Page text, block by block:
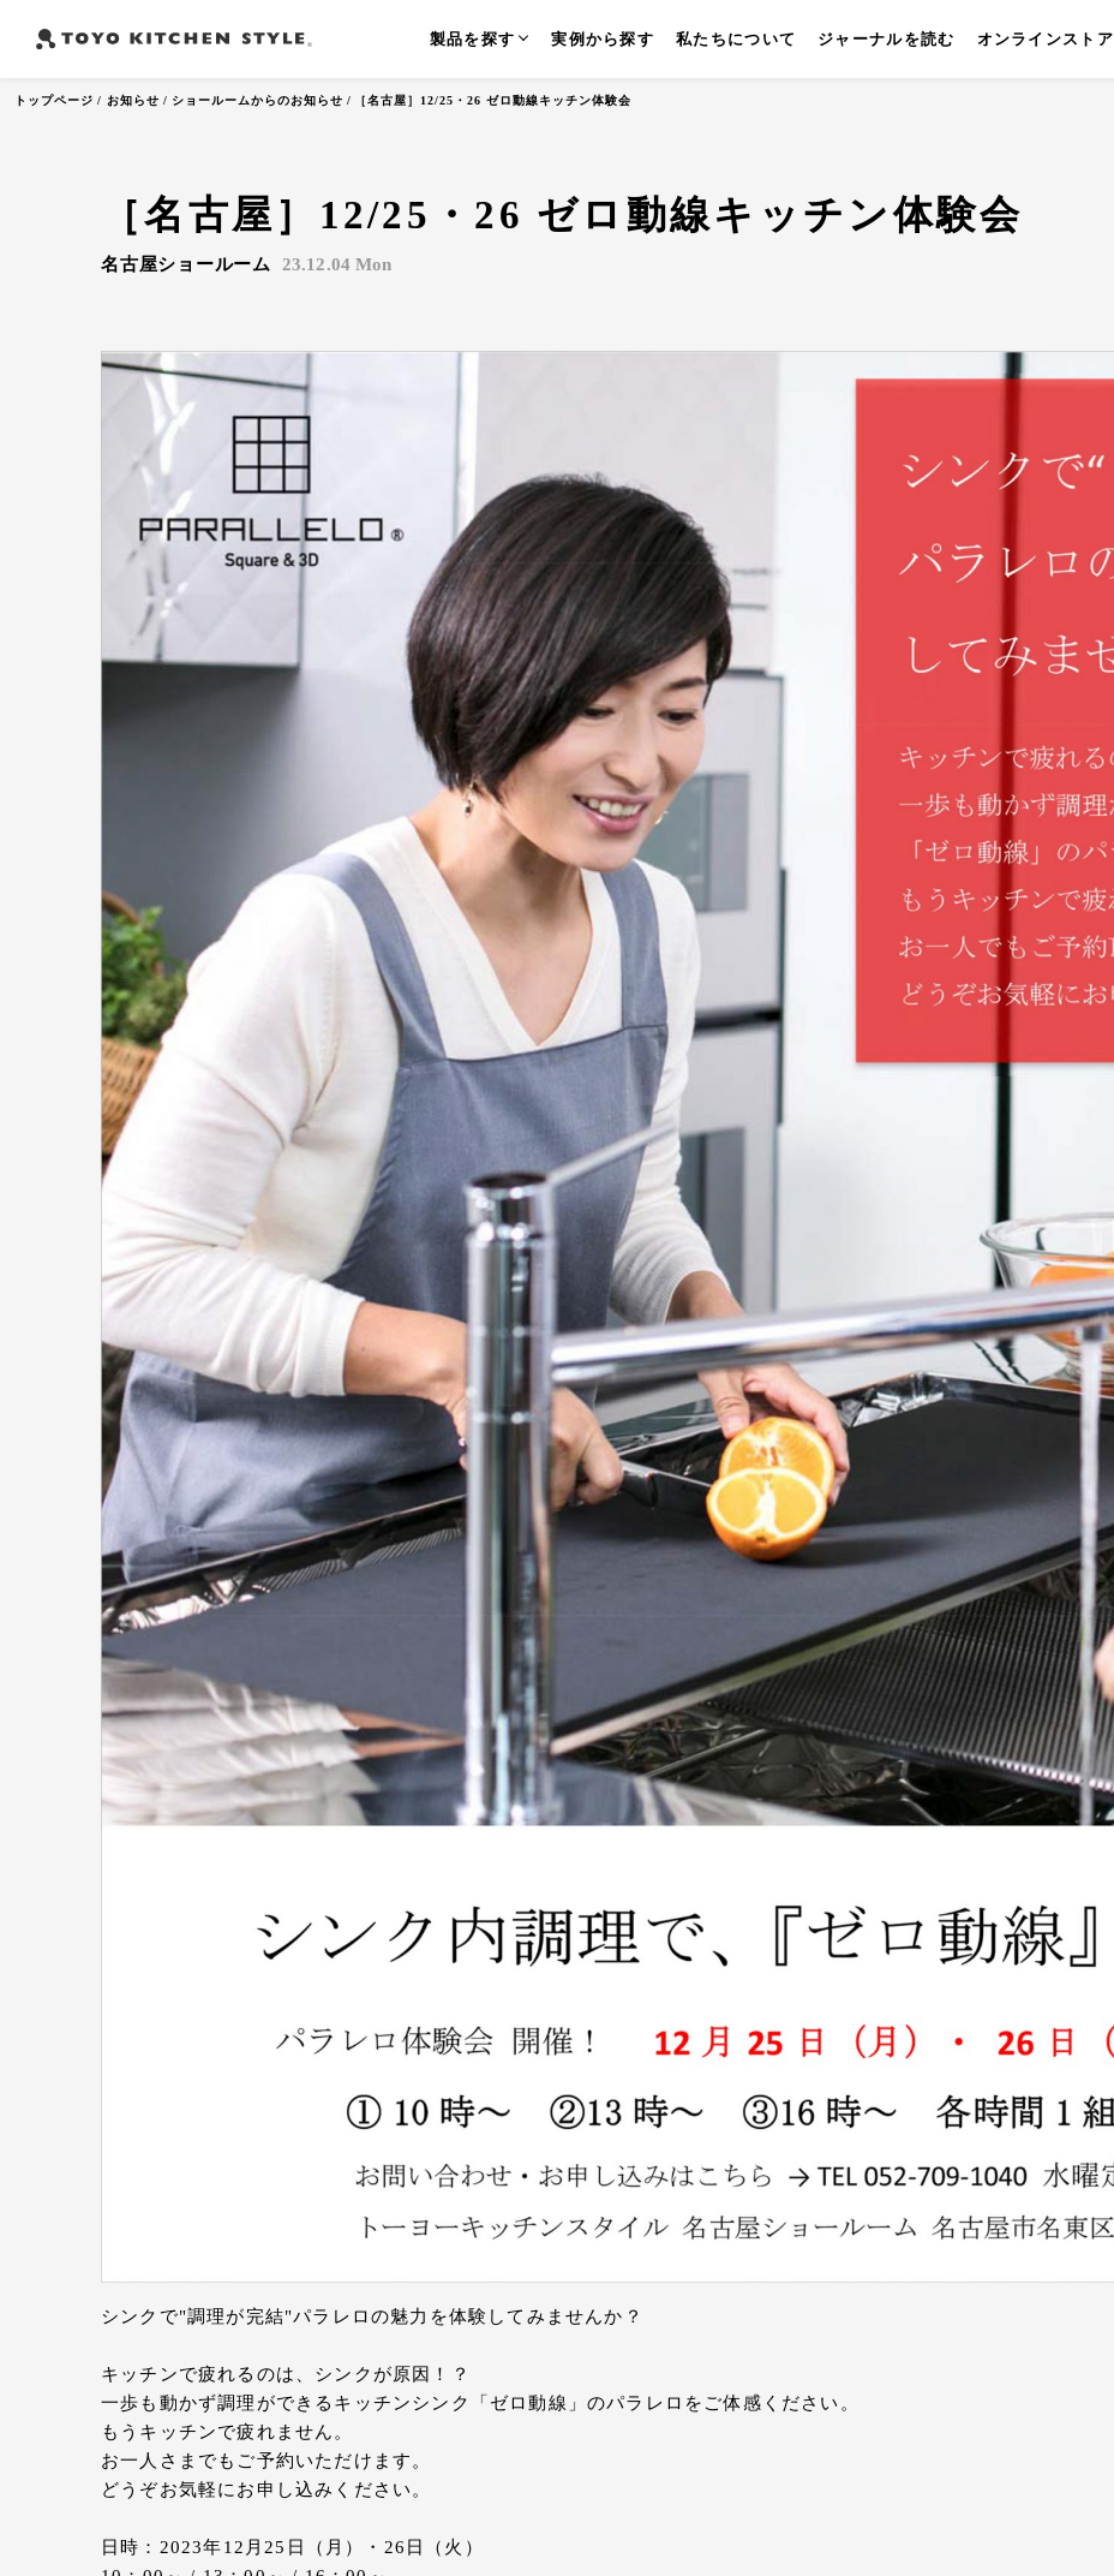
よく検索されるワード
オープンキッチン アイランドキッチン
製品を探す 実例から探す 私たちについて ジャーナルを読む オンラインストア
トップページ お知らせ ショールームからのお知らせ ［名古屋］12/25・26 ゼロ動線キッチン体験会
［名古屋］12/25・26 ゼロ動線キッチン体験会
名古屋ショールーム 23.12.04 Mon
シンクで"調理が完結"パラレロの魅力を体験してみませんか？
キッチンで疲れるのは、シンクが原因！？
一歩も動かず調理ができるキッチンシンク「ゼロ動線」のパラレロをご体感ください。
もうキッチンで疲れません。
お一人さまでもご予約いただけます。
どうぞお気軽にお申し込みください。
日時：2023年12月25日（月）・26日（火）